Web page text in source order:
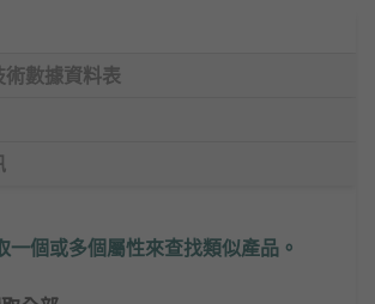
數據資料表
一個或多個屬性來查找類似產品。